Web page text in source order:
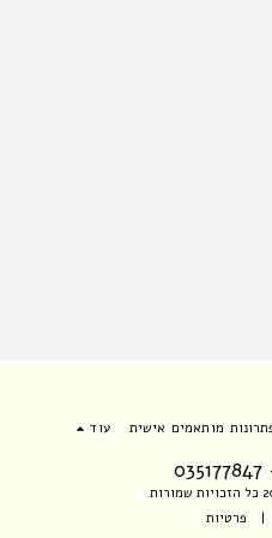
| פרטיות
מותאמים אישית עוד